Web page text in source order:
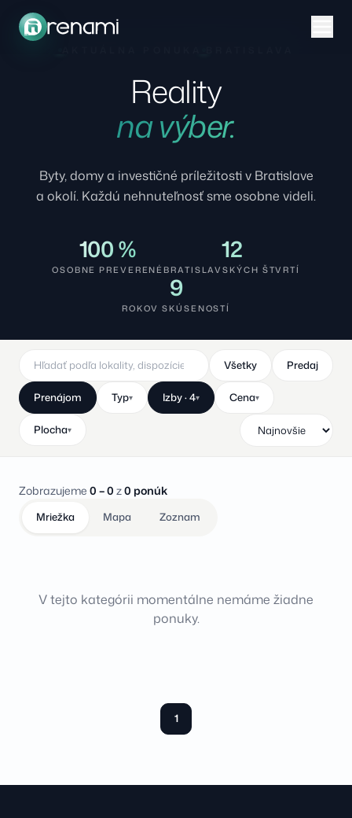
Reality
na výber.
Byty, domy a investičné príležitosti v Bratislave
a okolí. Každú nehnuteľnosť sme osobne videli.
100 %
OSOBNE PREVERENÉ
12
BRATISLAVSKÝCH ŠTVRTÍ
9
ROKOV SKÚSENOSTÍ
Všetky Predaj
Prenájom Typ▾ Izby · 4▾ Cena▾
Plocha▾
Zobrazujeme 0 – 0 z0 ponúk
Mriežka Mapa Zoznam
V tejto kategórii momentálne nemáme žiadne
ponuky.
1